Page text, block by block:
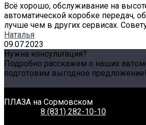
Всё хорошо, обслуживание на
автоматической коробке передач,
лучше чем в других сервисах.
Наталья
09.07.2023
Нужна консультация?
Подробно расскажем о наших
подготовим выгодное предложение!
ПЛАЗА на Сормовском
8 (831) 282-10-10